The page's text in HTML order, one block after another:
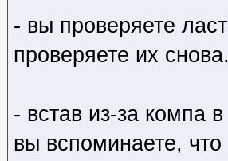
- вы проверяете
проверяете их снова.
- встав из-за компа
вы вспоминаете,